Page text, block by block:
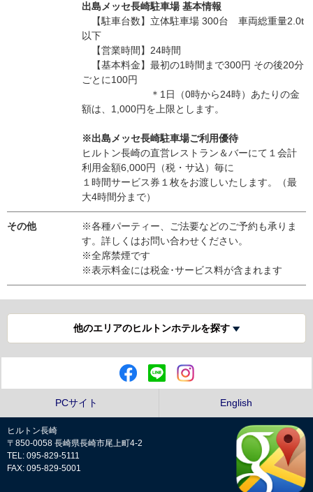
出島メッセ長崎駐車場 基本情報
【駐車台数】立体駐車場 300台 車両総重量2.0t
以下
【営業時間】24時間
【基本料金】最初の1時間まで300円 その後20分
ごとに100円
＊1日（0時から24時）あたりの金
額は、1,000円を上限とします。
※出島メッセ長崎駐車場ご利用優待
ヒルトン長崎の直営レストラン＆バーにて１会計
利用金額6,000円（税・サ込）毎に
１時間サービス券１枚をお渡しいたします。（最
大4時間分まで）
その他
※各種パーティー、ご法要などのご予約も承りま
す。詳しくはお問い合わせください。
※全席禁煙です
※表示料金には税金･サービス料が含まれます
他のエリアのヒルトンホテルを探す
PCサイト English
ヒルトン長崎
〒850-0058 長崎県長崎市尾上町4-2
TEL: 095-829-5111
FAX: 095-829-5001